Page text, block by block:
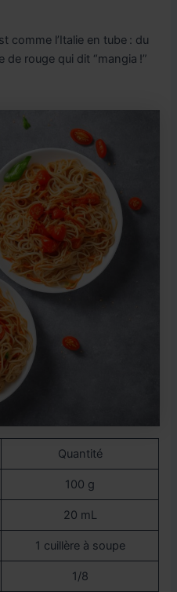
comme l’Italie en tube : du
de rouge qui dit “mangia !”
Quantité
100 g
20 mL
1 cuillère à soupe
1/8